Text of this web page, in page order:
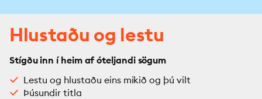
Hlustaðu og lestu
Stígðu inn í heim af óteljandi sögum
Lestu og hlustaðu eins mikið og þú vilt
Þúsundir titla